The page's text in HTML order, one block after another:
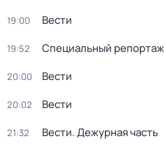
19:00 Вести
19:52 Специальный репортаж
20:00 Вести
20:02 Вести
21:32 Вести. Дежурная часть